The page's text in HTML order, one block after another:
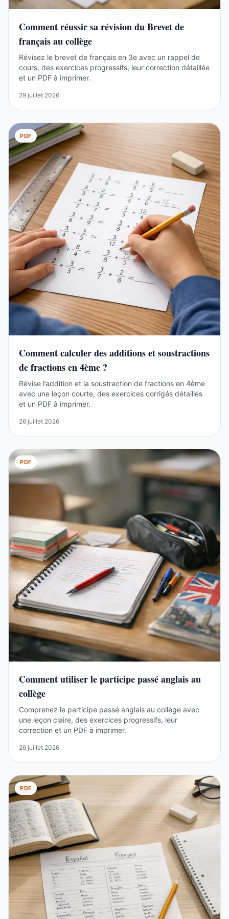
Comment réussir sa révision du Brevet de
français au collège
Révisez le brevet de français en 3e avec un rappel de
cours, des exercices progressifs, leur correction détaillée
et un PDF à imprimer.
29 juillet 2026
PDF
Comment calculer des additions et soustractions
de fractions en 4ème ?
Révise l’addition et la soustraction de fractions en 4ème
avec une leçon courte, des exercices corrigés détaillés
et un PDF à imprimer.
26 juillet 2026
PDF
Comment utiliser le participe passé anglais au
collège
Comprenez le participe passé anglais au collège avec
une leçon claire, des exercices progressifs, leur
correction et un PDF à imprimer.
26 juillet 2026
PDF